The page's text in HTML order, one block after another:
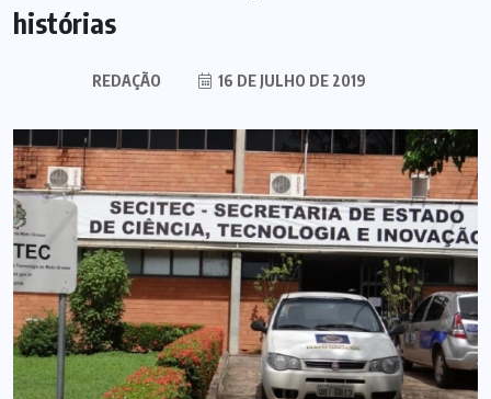
histórias
REDAÇÃO 16 DE JULHO DE 2019